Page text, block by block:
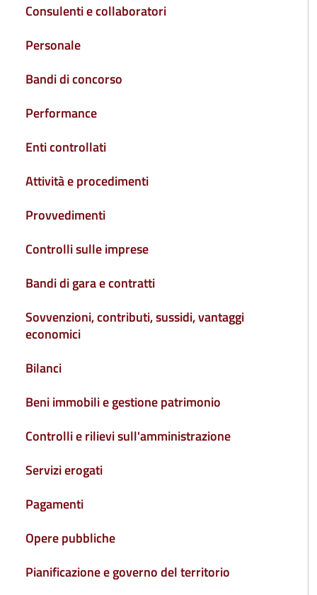
Consulenti e collaboratori
Personale
Bandi di concorso
Performance
Enti controllati
Attività e procedimenti
Provvedimenti
Controlli sulle imprese
Bandi di gara e contratti
Sovvenzioni, contributi, sussidi, vantaggi
economici
Bilanci
Beni immobili e gestione patrimonio
Controlli e rilievi sull'amministrazione
Servizi erogati
Pagamenti
Opere pubbliche
Pianificazione e governo del territorio